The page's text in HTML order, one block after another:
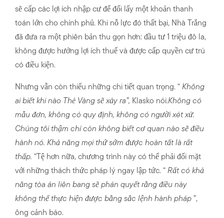
sẽ cấp các lợi ích nhập cư để đổi lấy một khoản thanh
toán lớn cho chính phủ. Khi nỗ lực đó thất bại, Nhà Trắng
đã đưa ra một phiên bản thu gọn hơn: đầu tư 1 triệu đô la,
không được hưởng lợi ích thuế và được cấp quyền cư trú
có điều kiện.
Nhưng vẫn còn thiếu những chi tiết quan trọng. “ Không
ai biết khi nào Thẻ Vàng sẽ xảy ra”, Klasko nói.Không có
mẫu đơn, không có quy định, không có người xét xử.
Chúng tôi thậm chí còn không biết cơ quan nào sẽ điều
hành nó. Khả năng mọi thứ sớm được hoàn tất là rất
thấp. “Tệ hơn nữa, chương trình này có thể phải đối mặt
với những thách thức pháp lý ngay lập tức. “ Rất có khả
năng tòa án liên bang sẽ phán quyết rằng điều này
không thể thực hiện được bằng sắc lệnh hành pháp”,
ông cảnh báo.